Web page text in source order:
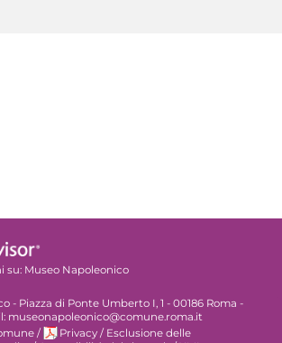
su: Museo Napoleonico
- Piazza di Ponte Umberto I, 1 - 00186 Roma -
museonapoleonico@comune.roma.it
/ Privacy / Esclusione delle